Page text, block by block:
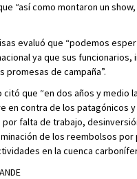
“así como montaron un
evaluó que “podemos
ya que sus funcionarios,
promesas de campaña”.
citó que “en dos años y medio
en contra de los patagónicos
por falta de trabajo,
de los reembolsos
en la cuenca